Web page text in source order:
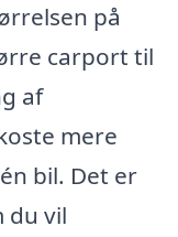
på
carport til
af
mere
bil. Det er
du vil